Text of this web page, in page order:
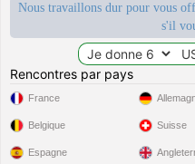
Nous travaillons dur pour vous
s'il
Rencontres par pays
France
Belgique
Espagne
Suisse